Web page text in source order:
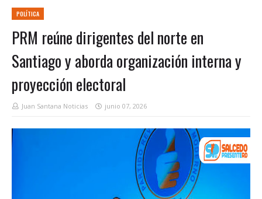
POLÍTICA
PRM reúne dirigentes del norte en
Santiago y aborda organización interna y
proyección electoral
Juan Santana Noticias junio 07, 2026